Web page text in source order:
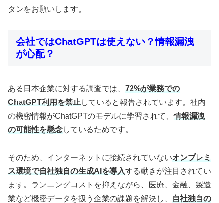
タンをお願いします。
会社ではChatGPTは使えない？情報漏洩
が心配？
ある日本企業に対する調査では、 72%が業務での
ChatGPT利用を禁止 していると報告されています。社内
の機密情報がChatGPTのモデルに学習されて、情報漏洩
の可能性を懸念しているためです。
そのため、インターネットに接続されていないオンプレミ
ス環境で自社独自の生成AIを導入する動きが注目されてい
ます。ランニングコストを抑えながら、医療、金融、製造
業など機密データを扱う企業の課題を解決し、
自社独自の